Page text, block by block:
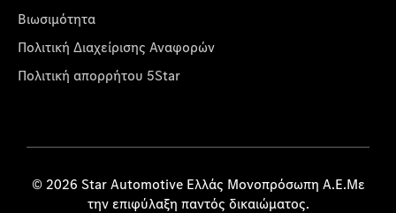
Βιωσιμότητα
Πολιτική Διαχείρισης Αναφορών
Πολιτική απορρήτου 5Star
© 2026 Star Automotive Ελλάς Μονοπρόσωπη Α.Ε.Με
την επιφύλαξη παντός δικαιώματος.